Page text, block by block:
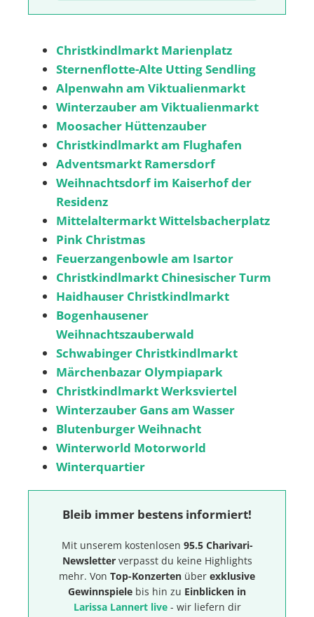
Christkindlmarkt Marienplatz
Sternenflotte-Alte Utting Sendling
Alpenwahn am Viktualienmarkt
Winterzauber am Viktualienmarkt
Moosacher Hüttenzauber
Christkindlmarkt am Flughafen
Adventsmarkt Ramersdorf
Weihnachtsdorf im Kaiserhof der
Residenz
Mittelaltermarkt Wittelsbacherplatz
Pink Christmas
Feuerzangenbowle am Isartor
Christkindlmarkt Chinesischer Turm
Haidhauser Christkindlmarkt
Bogenhausener
Weihnachtszauberwald
Schwabinger Christkindlmarkt
Märchenbazar Olympiapark
Christkindlmarkt Werksviertel
Winterzauber Gans am Wasser
Blutenburger Weihnacht
Winterworld Motorworld
Winterquartier
Bleib immer bestens informiert!
Mit unserem kostenlosen 95.5 Charivari-
Newsletterverpasst du keine Highlights
mehr. Von Top-Konzerten über exklusive
Gewinnspiele bis hin zu Einblicken in
Larissa Lannert live- wir liefern dir